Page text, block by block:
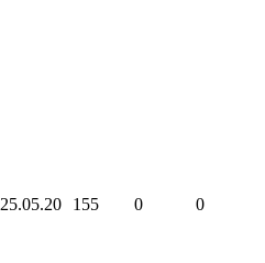
25.05.20 155 0 0